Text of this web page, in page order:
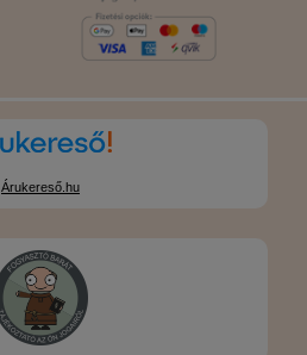
Árukereső.hu